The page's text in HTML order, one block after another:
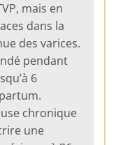
mais en
dans la
des varices.
pendant
6
chronique
une